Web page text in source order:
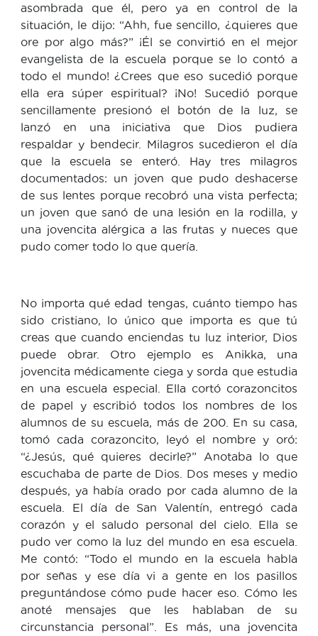
asombrada que él, pero ya en control de la
situación, le dijo: “Ahh, fue sencillo, ¿quieres que
ore por algo más?” ¡Él se convirtió en el mejor
evangelista de la escuela porque se lo contó a
todo el mundo! ¿Crees que eso sucedió porque
ella era súper espiritual? ¡No! Sucedió porque
sencillamente presionó el botón de la luz, se
lanzó en una iniciativa que Dios pudiera
respaldar y bendecir. Milagros sucedieron el día
que la escuela se enteró. Hay tres milagros
documentados: un joven que pudo deshacerse
de sus lentes porque recobró una vista perfecta;
un joven que sanó de una lesión en la rodilla, y
una jovencita alérgica a las frutas y nueces que
pudo comer todo lo que quería.
No importa qué edad tengas, cuánto tiempo has
sido cristiano, lo único que importa es que tú
creas que cuando enciendas tu luz interior, Dios
puede obrar. Otro ejemplo es Anikka, una
jovencita médicamente ciega y sorda que estudia
en una escuela especial. Ella cortó corazoncitos
de papel y escribió todos los nombres de los
alumnos de su escuela, más de 200. En su casa,
tomó cada corazoncito, leyó el nombre y oró:
“¿Jesús, qué quieres decirle?” Anotaba lo que
escuchaba de parte de Dios. Dos meses y medio
después, ya había orado por cada alumno de la
escuela. El día de San Valentín, entregó cada
corazón y el saludo personal del cielo. Ella se
pudo ver como la luz del mundo en esa escuela.
Me contó: “Todo el mundo en la escuela habla
por señas y ese día vi a gente en los pasillos
preguntándose cómo pude hacer eso. Cómo les
anoté mensajes que les hablaban de su
circunstancia personal”. Es más, una jovencita